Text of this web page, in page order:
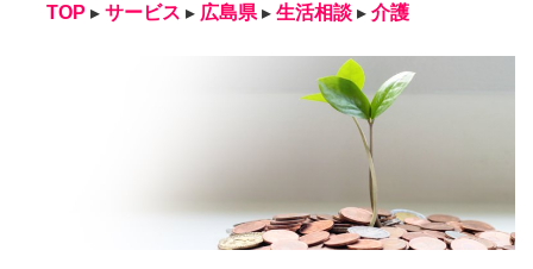
TOP ▸ サービス ▸ 広島県 ▸ 生活相談 ▸ 介護